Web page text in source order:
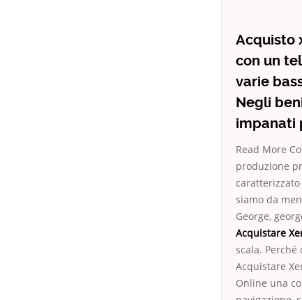
Acquisto
con un
varie
Negli
impanati
Read More
produzione
siamo da
George,
Acquistare
scala.
Acquistare
Online una